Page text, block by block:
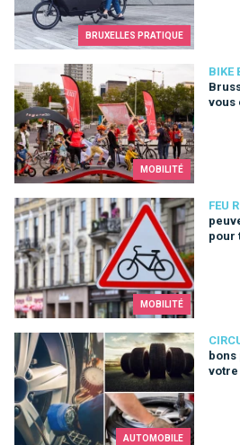
BRUXELLES PRATIQUE
MOBILITÉ
BIKE
vous
Le salon Bike Brussels est de
MOBILITÉ
FEU
pour
Les cyclistes peuvent franchir un
AUTOMOBILE
bons
Les bons plans sur Bruxelles pour